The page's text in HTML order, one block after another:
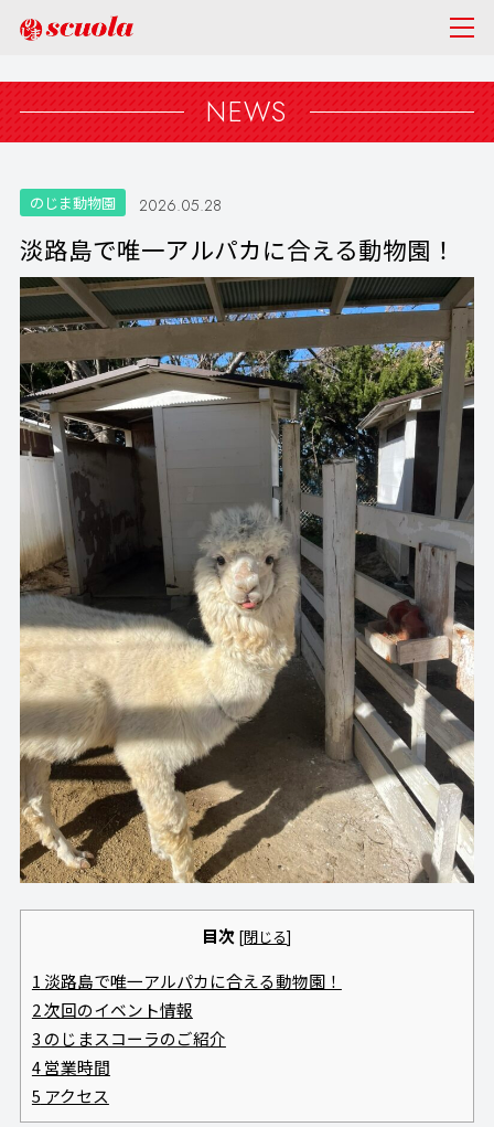
NEWS
のじま動物園 2026.05.28
淡路島で唯一アルパカに合える動物園！
目次 [閉じる]
1 淡路島で唯一アルパカに合える動物園！
2次回のイベント情報
3 のじまスコーラのご紹介
4営業時間
5 アクセス